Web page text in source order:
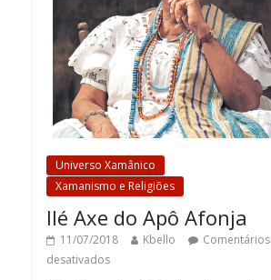
Universo Xamânico
Xamanismo e Religiões
Ilé Axe do Apô Afonja
11/07/2018 Kbello
Comentários
desativados